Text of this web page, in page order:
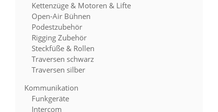
Kettenzüge & Motoren & Lifte
Open-Air Bühnen
Podestzubehör
Rigging Zubehör
Steckfüße & Rollen
Traversen schwarz
Traversen silber
Kommunikation
Funkgeräte
Intercom